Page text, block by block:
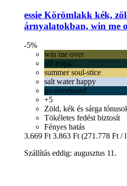
essie Körömlakk kék,
árnyalatokban, win me
-5%
win me over
off tropic
summer soul-stice
salt water happy
go overboard
+5
Zöld, kék és sárga
Tökéletes fedést biztosít
Fényes hatás
3.669 Ft 3.863 Ft (271.778 Ft /
Szállítás eddig: augusztus 11.